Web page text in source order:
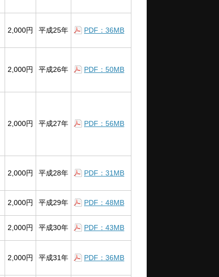
2,000円 平成25年 PDF：36MB
2,000円 平成26年 PDF：50MB
2,000円 平成27年 PDF：56MB
2,000円 平成28年 PDF：31MB
2,000円 平成29年 PDF：48MB
2,000円 平成30年 PDF：43MB
2,000円 平成31年 PDF：36MB